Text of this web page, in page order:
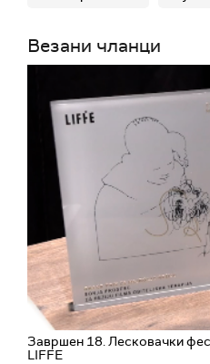
Везани чланци
Завршен 18. Лесковачки
LIFFE